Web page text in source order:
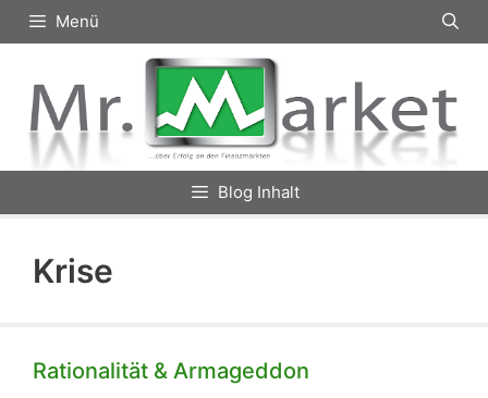
Inhalt
Menü
Blog Inhalt
Krise
Rationalität & Armageddon